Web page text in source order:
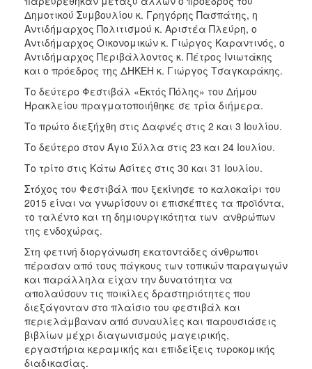
Δημοτικού Συμβουλίου κ. Γρηγόρης Πασπάτης, η
Αντιδήμαρχος Πολιτισμού κ. Αριστέα Πλεύρη, ο
Αντιδήμαρχος Οικονομικών κ. Γιώργος Καραντινός, ο
Αντιδήμαρχος Περιβάλλοντος κ. Πέτρος Ινιωτάκης
και ο πρόεδρος της ΔΗΚΕΗ κ. Γιώργος Τσαγκαράκης.
Το δεύτερο Φεστιβάλ «Εκτός Πόλης» του Δήμου
Ηρακλείου πραγματοποιήθηκε σε τρία διήμερα.
Το πρώτο διεξήχθη στις Δαφνές στις 2 και 3 Ιουλίου.
Το δεύτερο στον Άγιο Σύλλα στις 23 και 24 Ιουλίου.
Το τρίτο στις Κάτω Ασίτες στις 30 και 31 Ιουλίου.
Στόχος του Φεστιβάλ που ξεκίνησε το καλοκαίρι του
2015 είναι να γνωρίσουν οι επισκέπτες τα προϊόντα,
το ταλέντο και τη δημιουργικότητα των ανθρώπων
της ενδοχώρας.
Στη φετινή διοργάνωση εκατοντάδες άνθρωποι
πέρασαν από τους πάγκους των τοπικών παραγωγών
και παράλληλα είχαν την δυνατότητα να
απολαύσουν τις ποικίλες δραστηριότητες που
διεξάγονταν στο πλαίσιο του φεστιβάλ και
περιελάμβαναν από συναυλίες και παρουσιάσεις
βιβλίων μέχρι διαγωνισμούς μαγειρικής,
εργαστήρια κεραμικής και επιδείξεις τυροκομικής
διαδικασίας.